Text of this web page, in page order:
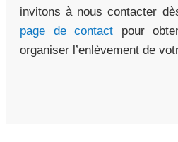
invitons à nous contacter
page de contact pour
organiser l’enlèvement de